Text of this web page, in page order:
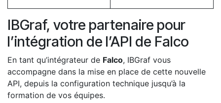
IBGraf, votre partenaire pour
l’intégration de l’API de Falco
En tant qu’intégrateur de Falco, IBGraf vous
accompagne dans la mise en place de cette nouvelle
API, depuis la configuration technique jusqu’à la
formation de vos équipes.